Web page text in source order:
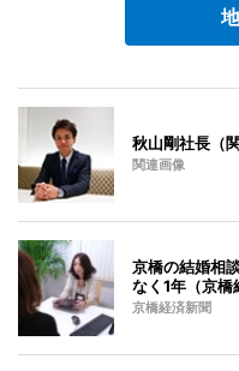
秋山剛社長（
関連画像
京橋の結婚相
なく1年（京橋
京橋経済新聞